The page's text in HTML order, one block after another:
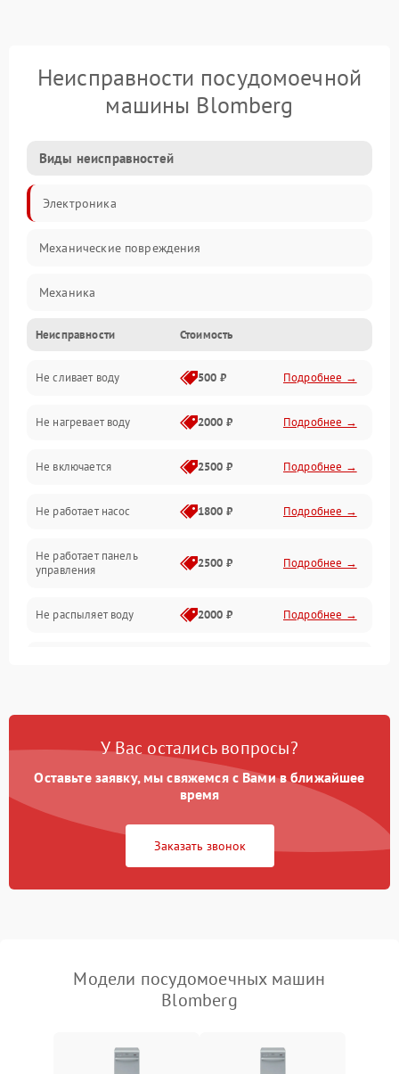
Неисправности посудомоечной
машины Blomberg
Виды неисправностей
Электроника
Механические повреждения
Механика
Управление
Электропитание
Датчики
Нагрев
Вода
Гигиена
Программное обеспечение
Неисправности Стоимость
Не сливает воду 500 ₽ Подробнее →
Не нагревает воду 2000 ₽ Подробнее →
Не включается 2500 ₽ Подробнее →
Не работает насос 1800 ₽ Подробнее →
Не работает панель
управления
2500 ₽ Подробнее →
Не распыляет воду 2000 ₽ Подробнее →
Проблемы с набором
Не работает сушилка 2100 ₽ Подробнее →
Сбои в работе таймера 1700 ₽
У Вас остались вопросы?
Оставьте заявку, мы свяжемся с Вами в ближайшее
время
Заказать звонок
Модели посудомоечных машин
Blomberg